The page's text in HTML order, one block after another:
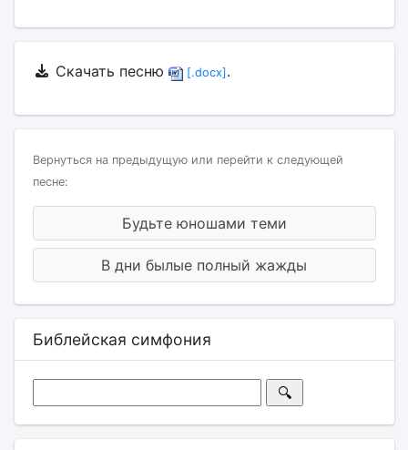
Скачать песню [.docx] .
Вернуться на предыдущую или перейти к следующей
песне:
Будьте юношами теми
В дни былые полный жажды
Библейская симфония